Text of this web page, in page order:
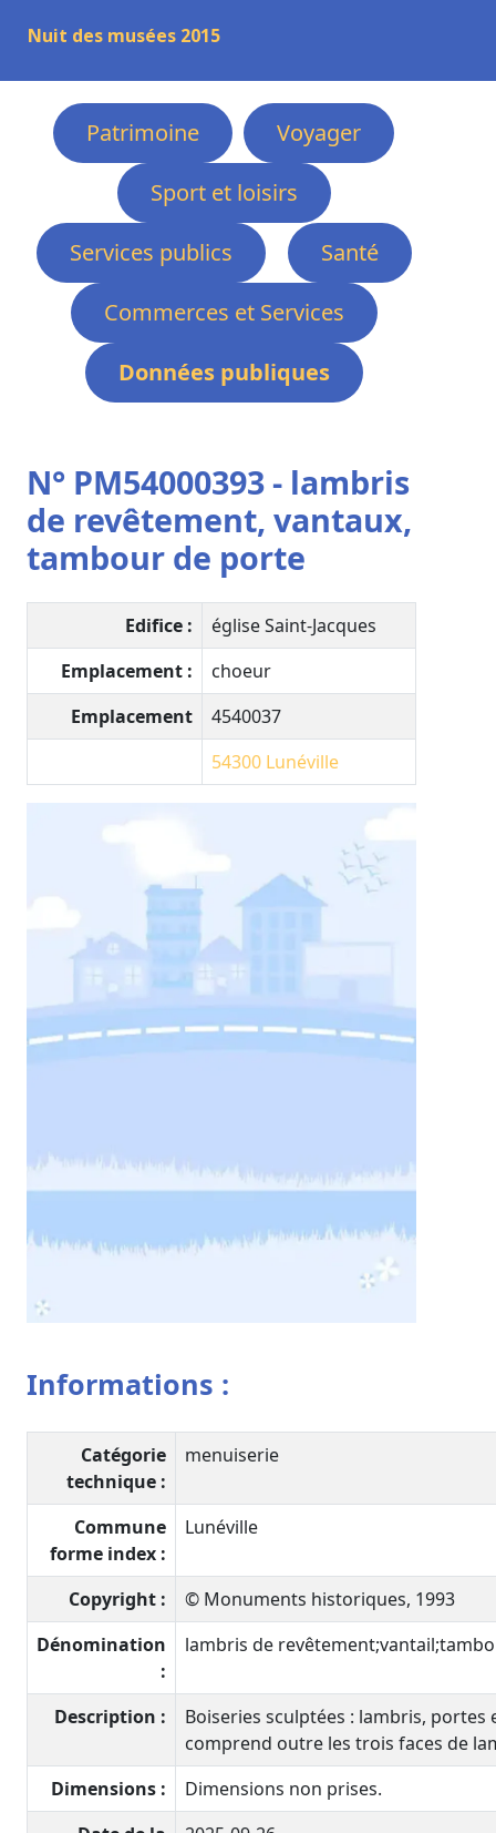
Nuit des musées 2015
Patrimoine
Voyager
Sport et loisirs
Services publics
Santé
Commerces et Services
Données publiques
N° PM54000393 - lambris
de revêtement, vantaux,
tambour de porte
Edifice :
église Saint-Jacques
Emplacement :
choeur
Emplacement
4540037
54300 Lunéville
Informations :
Catégorie
technique :
menuiserie
Commune
forme index :
Lunéville
Copyright :
© Monuments historiques, 1993
Dénomination
:
lambris de
Description :
Boiseries sculptées : lambris,
comprend outre les trois faces de
Dimensions :
Dimensions non prises.